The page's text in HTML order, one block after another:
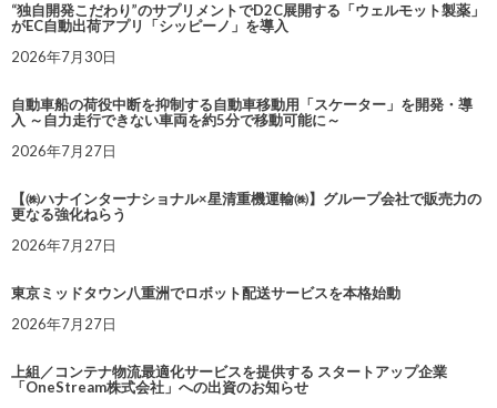
“独自開発こだわり”のサプリメントでD2C展開する「ウェルモット製薬」
がEC自動出荷アプリ「シッピーノ」を導入
2026年7月30日
自動車船の荷役中断を抑制する自動車移動用「スケーター」を開発・導
入 ～自力走行できない車両を約5分で移動可能に～
2026年7月27日
【㈱ハナインターナショナル×星清重機運輸㈱】グループ会社で販売力の
更なる強化ねらう
2026年7月27日
東京ミッドタウン八重洲でロボット配送サービスを本格始動
2026年7月27日
上組／コンテナ物流最適化サービスを提供する スタートアップ企業
「OneStream株式会社」への出資のお知らせ